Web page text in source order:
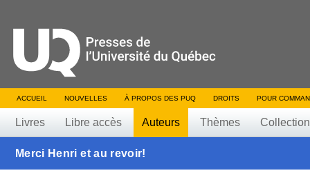
ACCUEIL NOUVELLES À PROPOS DES PUQ DROITS POUR
Livres Libre accès Auteurs Thèmes
Merci Henri et au revoir!